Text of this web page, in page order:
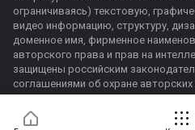
ограничиваясь) текстовую,
видео информацию, структуру,
доменное имя, фирменное
авторского права и прав на
защищены российским
соглашениями об охране авторских